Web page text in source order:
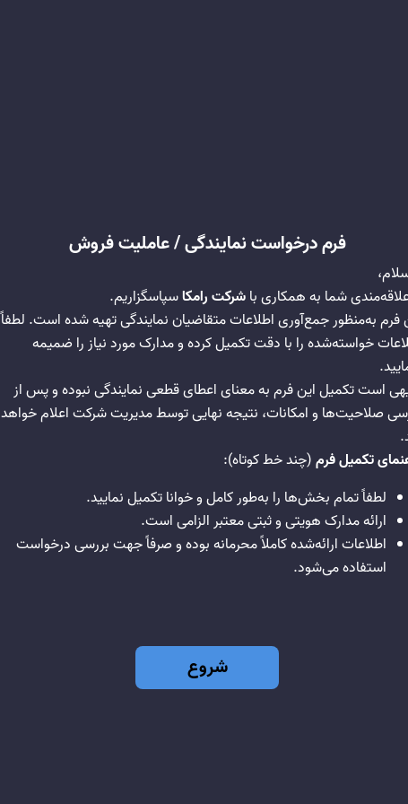
فرم درخواست نمایندگی / عاملیت فروش
شما به همکاری باشرکت رامکاسپاسگزاریم.
فرم به‌منظور جمع‌آوری اطلاعات متقاضیان نمایندگی تهیه شده است. لطفاً
خواسته‌شده را با دقت تکمیل کرده و مدارک مورد نیاز را ضمیمه
است تکمیل این فرم به معنای اعطای قطعی نمایندگی نبوده و پس از
صلاحیت‌ها و امکانات، نتیجه نهایی توسط مدیریت شرکت اعلام خواهد
تکمیل فرم(چند خط کوتاه):
لطفاً تمام بخش‌ها را به‌طور کامل و خوانا تکمیل نمایید.
ارائه مدارک هویتی و ثبتی معتبر الزامی است.
اطلاعات ارائه‌شده کاملاً محرمانه بوده و صرفاً جهت بررسی درخواست
استفاده می‌شود.
شروع